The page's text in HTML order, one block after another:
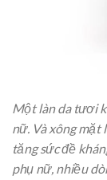
Một làn da tươi
nữ. Và xông mặt
tăng sức đề
phụ nữ, nhiều